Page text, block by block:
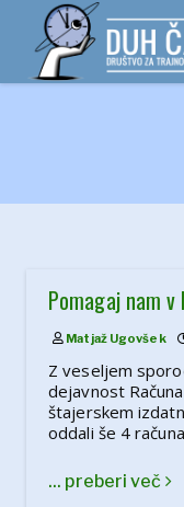
content
Pomagaj nam
Matjaž Ugovšek
Z veseljem
dejavnost
štajerskem
oddali še 4
... preberi več